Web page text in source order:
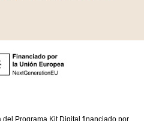
Programa Kit Digital financiado por